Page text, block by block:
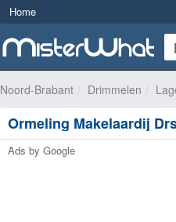
Home
Noord-Brabant Drimmelen
Ormeling Makelaardij
Ads by Google